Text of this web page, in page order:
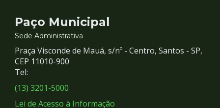
Contato
e
Redes
Sociais
Paço Municipal
Sede Administrativa
Praça Visconde de Mauá, s/nº - Centro, Santos - SP,
CEP 11010-900
Tel:
(13) 3201-5000
Lei de Acesso à Informação